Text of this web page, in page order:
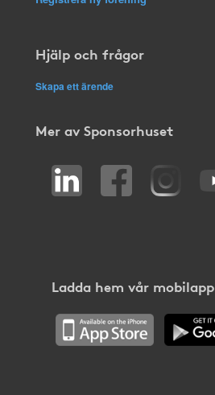
Hjälp och frågor
Skapa ett ärende
Mer av Sponsorhuset
Ladda hem vår mobilapp